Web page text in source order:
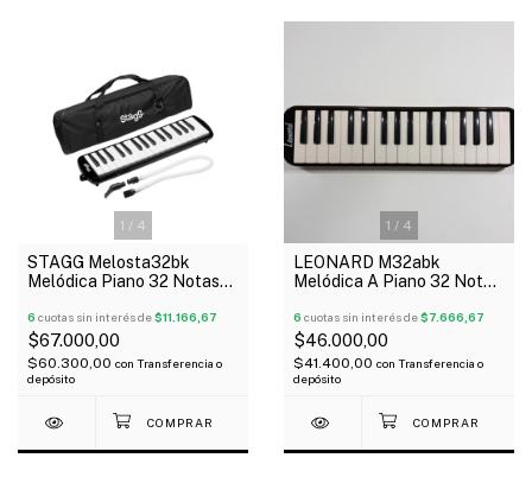
1 / 4
STAGG Melosta32bk
Melódica Piano 32 Notas
6 cuotas sin interés de$11.166,67
$67.000,00
$60.300,00 con Transferencia o
depósito
1 / 4
LEONARD M32abk
Melódica A Piano 32 Notas
6 cuotas sin interés de$7.666,67
$46.000,00
$41.400,00 con Transferencia o
depósito